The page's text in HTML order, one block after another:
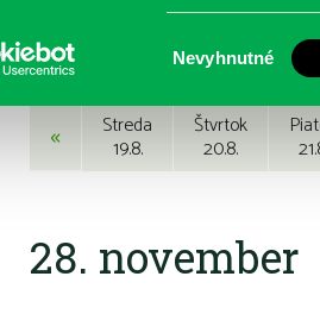
súhlasu
Nevyhnutné
Podujatia
« Streda
19.8.
Štvrtok
20.8.
28. november